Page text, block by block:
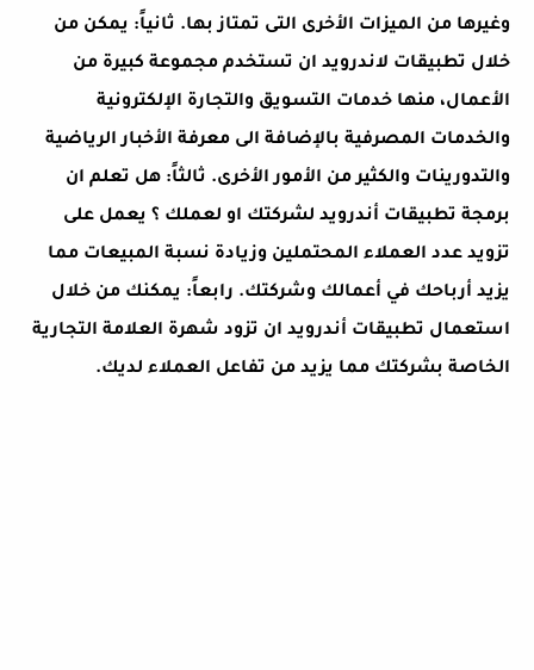
وغيرها من الميزات الأخرى التى تمتاز بها. ثانياً: يمكن من
خلال تطبيقات لاندرويد ان تستخدم مجموعة كبيرة من
الأعمال، منها خدمات التسويق والتجارة الإلكترونية
والخدمات المصرفية بالإضافة الى معرفة الأخبار الرياضية
والتدورينات والكثير من الأمور الأخرى. ثالثاً: هل تعلم ان
برمجة تطبيقات أندرويد لشركتك او لعملك ؟ يعمل على
تزويد عدد العملاء المحتملين وزيادة نسبة المبيعات مما
يزيد أرباحك في أعمالك وشركتك. رابعاً: يمكنك من خلال
استعمال تطبيقات أندرويد ان تزود شهرة العلامة التجارية
الخاصة بشركتك مما يزيد من تفاعل العملاء لديك.